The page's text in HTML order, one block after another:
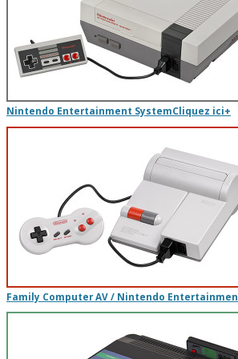
Nintendo Entertainment SystemCliquez ici+
Family Computer AV / Nintendo